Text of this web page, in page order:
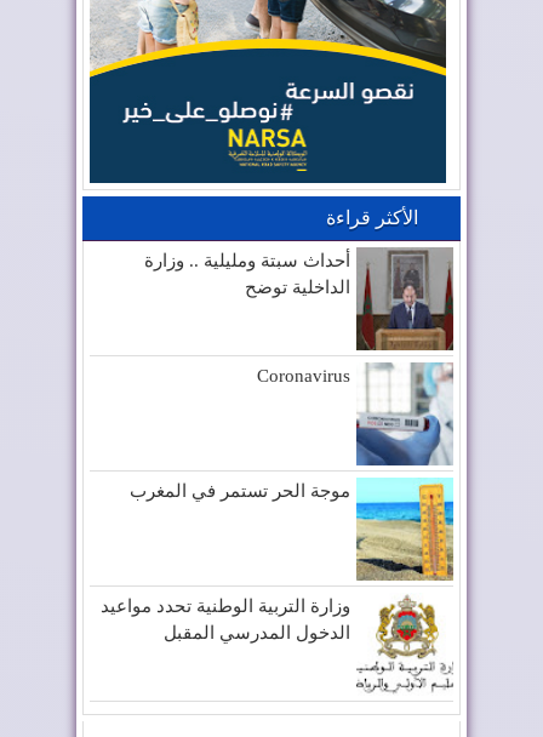
الأكثر قراءة
أحداث سبتة ومليلية .. وزارة
الداخلية توضح
Coronavirus
موجة الحر تستمر في المغرب
وزارة التربية الوطنية تحدد مواعيد
الدخول المدرسي المقبل